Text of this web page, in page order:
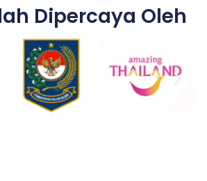
Dipercaya Oleh